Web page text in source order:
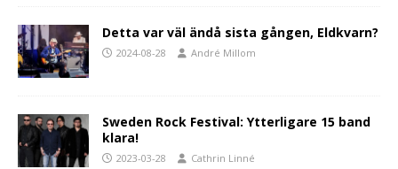
Detta var väl ändå sista gången, Eldkvarn?
2024-08-28 André Millom
Sweden Rock Festival: Ytterligare 15 band
klara!
2023-03-28 Cathrin Linné